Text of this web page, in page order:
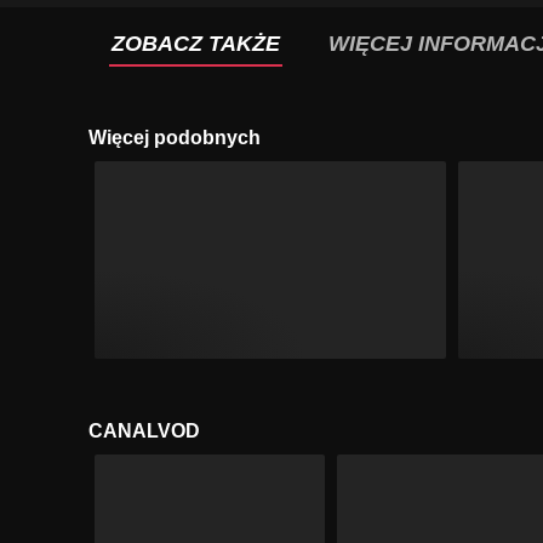
ZOBACZ TAKŻE WIĘCEJ
Więcej podobnych
CANALVOD